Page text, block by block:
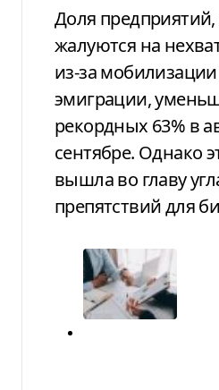
Доля
жалуются на
из-за
эмиграции,
рекордных 63% в
сентябре. Однако
вышла во главу
препятствий для